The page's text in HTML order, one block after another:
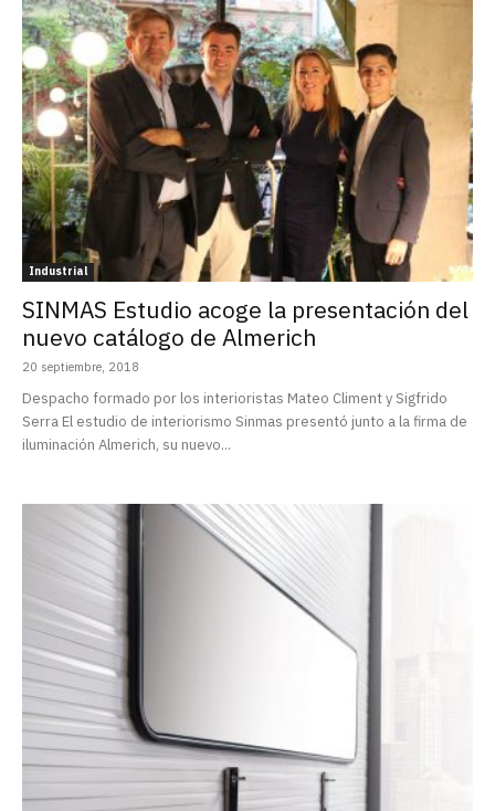
Industrial
SINMAS Estudio acoge la presentación del
nuevo catálogo de Almerich
20 septiembre, 2018
Despacho formado por los interioristas Mateo Climent y Sigfrido
Serra El estudio de interiorismo Sinmas presentó junto a la firma de
iluminación Almerich, su nuevo...